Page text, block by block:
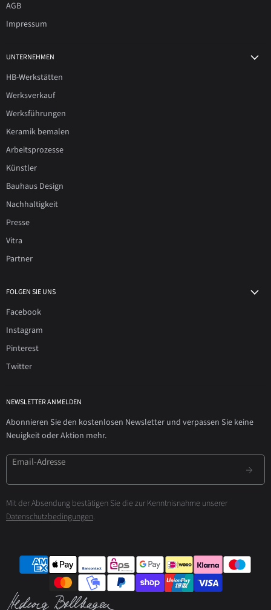
AGB
Impressum
UNTERNEHMEN
HB-Werkstätten
Werksverkauf
Werksführungen
Keramik bemalen
Arbeitsprozesse
Künstler
Bauhaus Design
Nachhaltigkeit
Presse
Vitra
Partner
FOLGEN SIE UNS
Facebook
Instagram
Pinterest
Twitter
NEWSLETTER ANMELDEN
Abonnieren Sie den kostenlosen Newsletter und verpassen Sie keine
Neuigkeit oder Aktion mehr.
Email-Adresse
Mit der Absendung bestätigen Sie die zur Kenntnisnahme unserer
Datenschutzbedingungen.